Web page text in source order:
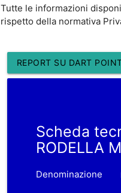
Tutte le informazioni
rispetto della normativa
REPORT SU DART
Scheda
RODELLA
Denominazione